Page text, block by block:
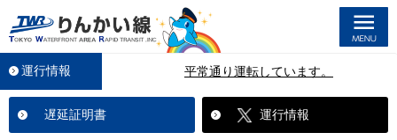
運行情報 平常通り運転しています。
遅延証明書 運行情報